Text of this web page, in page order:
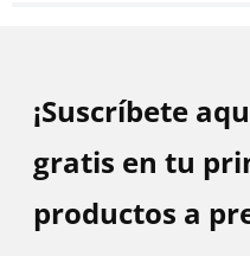
¡Suscríbete
gratis en tu
productos a